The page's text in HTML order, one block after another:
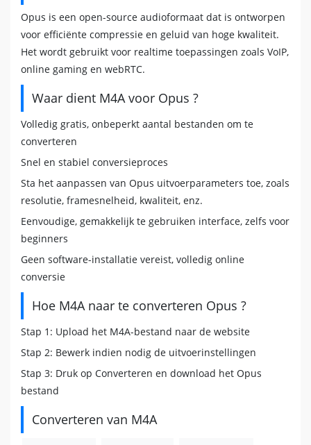
Opus is een open-source audioformaat dat is ontworpen
voor efficiënte compressie en geluid van hoge kwaliteit.
Het wordt gebruikt voor realtime toepassingen zoals VoIP,
online gaming en webRTC.
Waar dient M4A voor Opus ?
Volledig gratis, onbeperkt aantal bestanden om te
converteren
Snel en stabiel conversieproces
Sta het aanpassen van Opus uitvoerparameters toe, zoals
resolutie, framesnelheid, kwaliteit, enz.
Eenvoudige, gemakkelijk te gebruiken interface, zelfs voor
beginners
Geen software-installatie vereist, volledig online
conversie
Hoe M4A naar te converteren Opus ?
Stap 1: Upload het M4A-bestand naar de website
Stap 2: Bewerk indien nodig de uitvoerinstellingen
Stap 3: Druk op Converteren en download het Opus
bestand
Converteren van M4A